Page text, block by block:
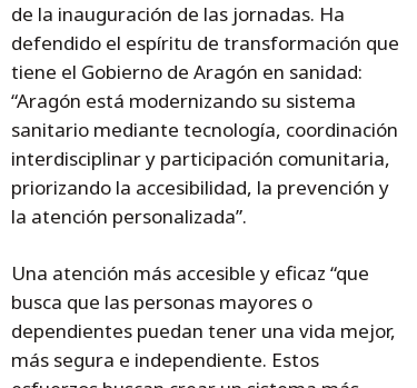
de la inauguración de las jornadas. Ha
defendido el espíritu de transformación que
tiene el Gobierno de Aragón en sanidad:
“Aragón está modernizando su sistema
sanitario mediante tecnología, coordinación
interdisciplinar y participación comunitaria,
priorizando la accesibilidad, la prevención y
la atención personalizada”.
Una atención más accesible y eficaz “que
busca que las personas mayores o
dependientes puedan tener una vida mejor,
más segura e independiente. Estos